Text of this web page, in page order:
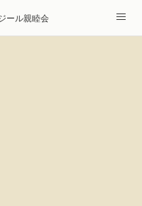
ール親睦会